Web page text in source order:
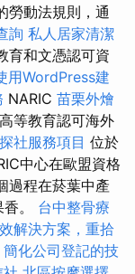
勞動法規則，通
詢 私人居家清潔
育和文憑認可資
用WordPress建
NARIC 苗栗外燴
等教育認可海外
社服務項目 位於
中心在歐盟資格
過程在菸葉中產
。 台中整骨療
解決方案，重拾
簡化公司登記的技